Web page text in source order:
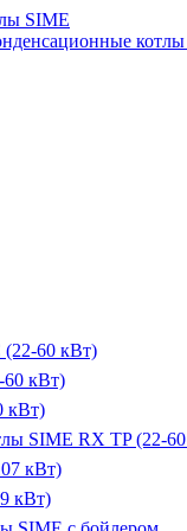
SIME
(22-60 кВт)
60 кВт)
кВт)
SIME RX TP (22-
кВт)
кВт)